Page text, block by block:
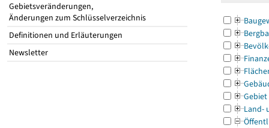
Gebietsveränderungen,
Änderungen zum Schlüsselverzeichnis
Definitionen und Erläuterungen
Newsletter
Gebiet
Land-